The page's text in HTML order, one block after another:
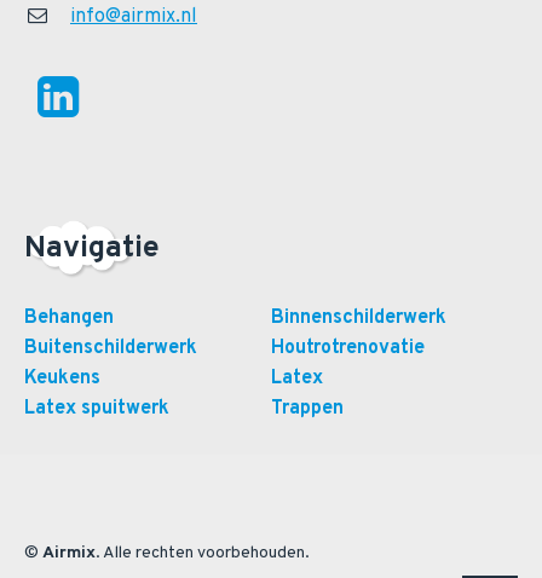
info@airmix.nl
Navigatie
Behangen
Binnenschilderwerk
Buitenschilderwerk
Houtrotrenovatie
Keukens
Latex
Latex spuitwerk
Trappen
© Airmix. Alle rechten voorbehouden.